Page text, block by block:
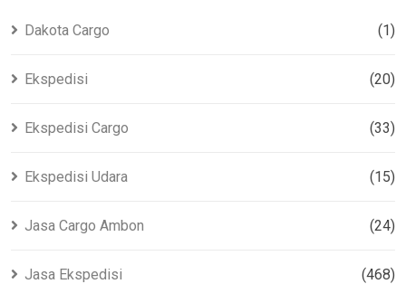
Dakota Cargo (1)
Ekspedisi (20)
Ekspedisi Cargo (33)
Ekspedisi Udara (15)
Jasa Cargo Ambon (24)
Jasa Ekspedisi (468)